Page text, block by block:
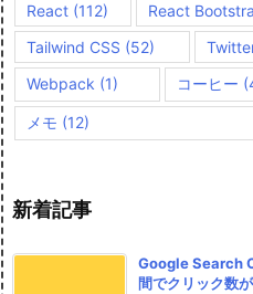
React (112) React
Tailwind CSS (52)
Webpack (1) コーヒー
メモ (12)
新着記事
Google Search
間でクリック数